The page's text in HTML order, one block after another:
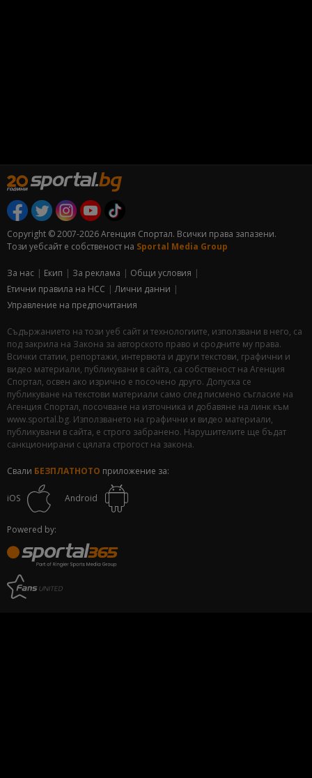
Copyright © 2007-2026 Агенция Спортал. Всички права запазени.
Този уебсайт е собственост на Sportal Media Group
За нас Екип За рекламa
Общи условия
Етични правила на НСС
Лични данни
Управление на предпочитания
Съдържанието на този уеб сайт и технологиите, използвани в него, са
под закрила на Закона за авторското право и сродните му права.
Всички статии, репортажи, интервюта и други текстови, графични и
видео материали, публикувани в сайта, са собственост на Агенция
Спортал, освен ако изрично е посочено друго. Допуска се
публикуване на текстови материали само след писмено съгласие на
Агенция Спортал, посочване на източника и добавяне на линк към
www.sportal.bg. Използването на графични и видео материали,
публикувани в сайта, е строго забранено. Нарушителите ще бъдат
санкционирани с цялата строгост на закона.
Свали БЕЗПЛАТНОТО приложение за:
iOS Android
Powered by: